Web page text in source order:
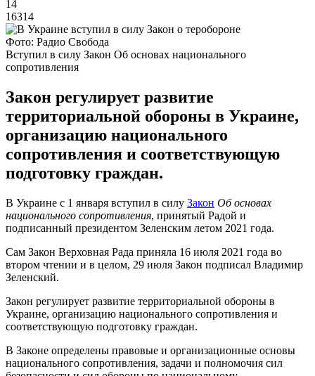
14
16314
Фото: Радио Свобода
Вступил в силу Закон Об основах национального
сопротивления
Закон регулирует развитие
территориальной обороны в Украине,
организацию национального
сопротивления и соответствующую
подготовку граждан.
В Украине с 1 января вступил в силу Закон Об основах
национального сопротивления, принятый Радой и
подписанный президентом Зеленским летом 2021 года.
Сам Закон Верховная Рада приняла 16 июля 2021 года во
втором чтении и в целом, 29 июля Закон подписал Владимир
Зеленский.
Закон регулирует развитие территориальной обороны в
Украине, организацию национального сопротивления и
соответствующую подготовку граждан.
В Законе определены правовые и организационные основы
национального сопротивления, задачи и полномочия сил